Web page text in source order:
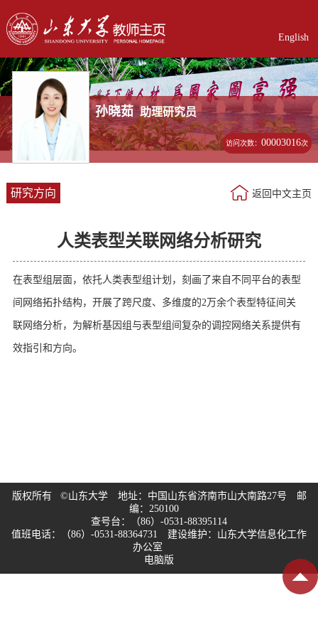
English
孙晓茹 助理研究员
访问次数：00003016次
研究方向 返回中文主页
人类表型关联网络分析研究
在表型组层面，依托人类表型组计划，刻画了来自不同平台的表型
间网络拓扑结构，开展了跨尺度、多维度的2 万余个表型特征间关
联网络分析，为解析基因组与表型组间复杂的调控网络关系提供有
效指引和方向。
版权所有 ©山东大学 地址：中国山东省济南市山大南路27号 邮
编：250100
查号台：（86）-0531-88395114
值班电话：（86）-0531-88364731 建设维护：山东大学信息化工作
办公室
电脑版